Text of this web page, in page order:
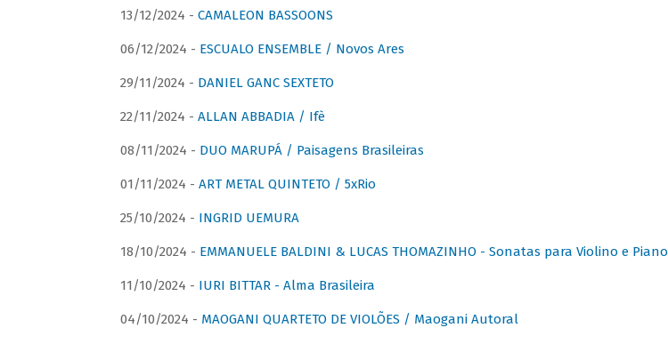
13/12/2024 - CAMALEON BASSOONS
06/12/2024 - ESCUALO ENSEMBLE / Novos Ares
29/11/2024 - DANIEL GANC SEXTETO
22/11/2024 - ALLAN ABBADIA / Ifè
08/11/2024 - DUO MARUPÁ / Paisagens Brasileiras
01/11/2024 - ART METAL QUINTETO / 5xRio
25/10/2024 - INGRID UEMURA
18/10/2024 - EMMANUELE BALDINI & LUCAS THOMAZINHO - Sonatas para Violino e Piano
11/10/2024 - IURI BITTAR - Alma Brasileira
04/10/2024 - MAOGANI QUARTETO DE VIOLÕES / Maogani Autoral